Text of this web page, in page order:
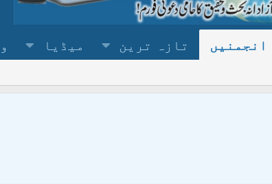
انجمنیں تازہ ترین میڈیا